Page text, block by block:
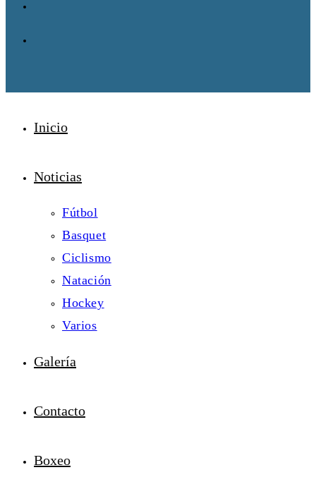
Inicio
Noticias
Fútbol
Basquet
Ciclismo
Natación
Hockey
Varios
Galería
Contacto
Boxeo